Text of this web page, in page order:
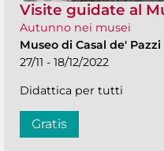
Visite guidate al
Autunno nei musei
Museo di Casal de' Pazzi
27/11 - 18/12/2022
Didattica per tutti
Gratis